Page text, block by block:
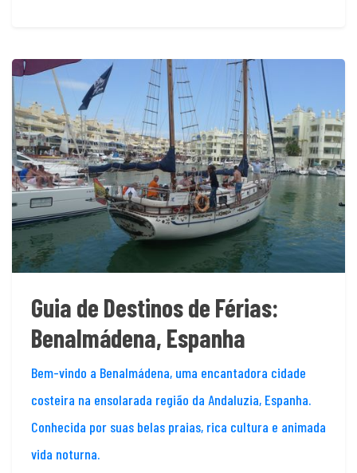
Guia de Destinos de Férias:
Benalmádena, Espanha
Bem-vindo a Benalmádena, uma encantadora cidade
costeira na ensolarada região da Andaluzia, Espanha.
Conhecida por suas belas praias, rica cultura e animada
vida noturna.